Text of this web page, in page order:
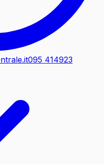
095 414923